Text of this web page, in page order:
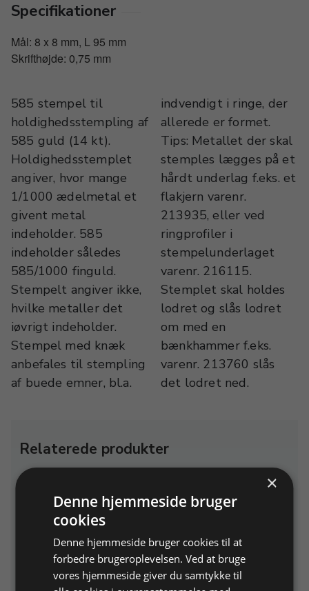
Specifikationer
Mål: 8 x 8 mm, L 95 mm
Skrifthøjde: 0,75 mm
585 stempel til
holdighedsstempling af
585 guld (14 kt).
Holdighedsstemplet
angiver, hvor mange
1/1000 ædelmetal et
givent metal
indeholder. 585
indeholder således
585/1000 finguld.
Stempelt angiver ikke,
hvilke metaller det
iøvrigt indeholder.
Stempel med knæk
anbefales til stempling
af buede emner, bl.a.
indvendigt i ringe, der
allerede er formet.
Tips: Metallet der skal
stemples lægges på et
hårdt underlag f.eks. et
flakjern varenr.
213935, eller ved
ringprofiler i
stempelunderlaget
varenr. 216115.
Stemplet skal holdes
lodret og slås lodret
om med en
bænkhammer f.eks.
varenr. 213760 slås
det lodret ned.
Relaterede produkter
×
Denne hjemmeside bruger
cookies
Denne hjemmeside bruger cookies til at
forbedre brugeroplevelsen. Ved at bruge
vores hjemmeside giver du samtykke til